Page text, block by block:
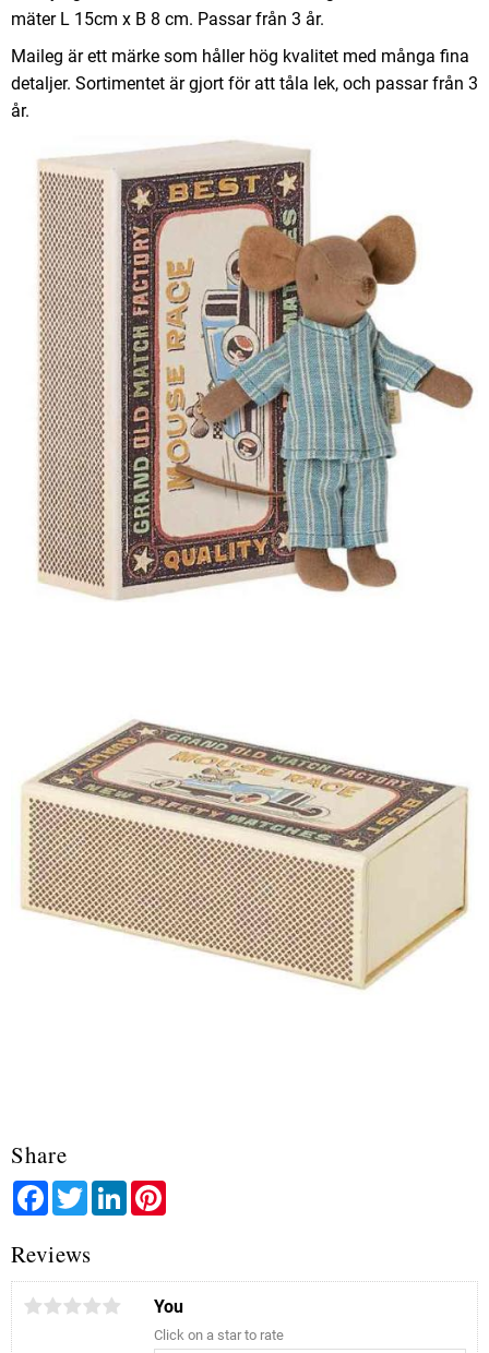
mäter L 15cm x B 8 cm. Passar från 3 år.
Maileg är ett märke som håller hög kvalitet med många fina
detaljer. Sortimentet är gjort för att tåla lek, och passar från 3
år.
Share
FacebookTwitterLinkedIn
Reviews
You
Click on a star to rate